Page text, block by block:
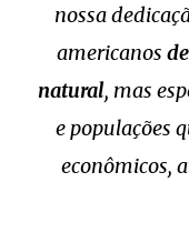
nossa
americanos
natural, mas
e populações
econômicos,